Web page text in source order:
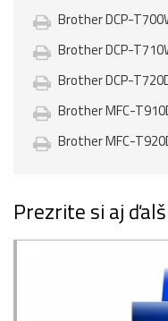
Brother DCP-
Brother DCP-
Brother DCP-
Brother MFC-
Brother MFC-
Prezrite si aj